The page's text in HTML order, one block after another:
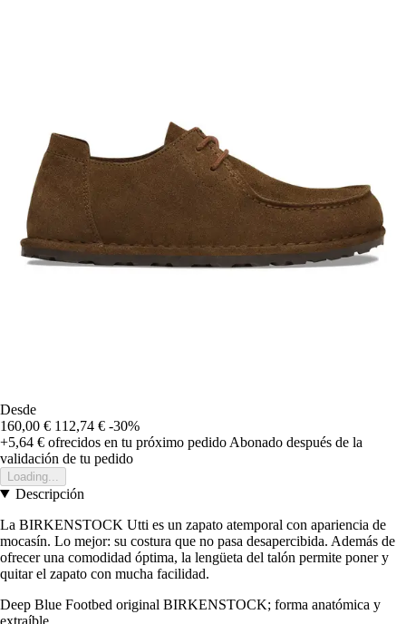
Desde
160,00 € 112,74 € -30%
+5,64 € ofrecidos en tu próximo pedido Abonado después de la
validación de tu pedido
Loading...
Descripción
La BIRKENSTOCK Utti es un zapato atemporal con apariencia de
mocasín. Lo mejor: su costura que no pasa desapercibida. Además de
ofrecer una comodidad óptima, la lengüeta del talón permite poner y
quitar el zapato con mucha facilidad.
Deep Blue Footbed original BIRKENSTOCK; forma anatómica y
extraíble